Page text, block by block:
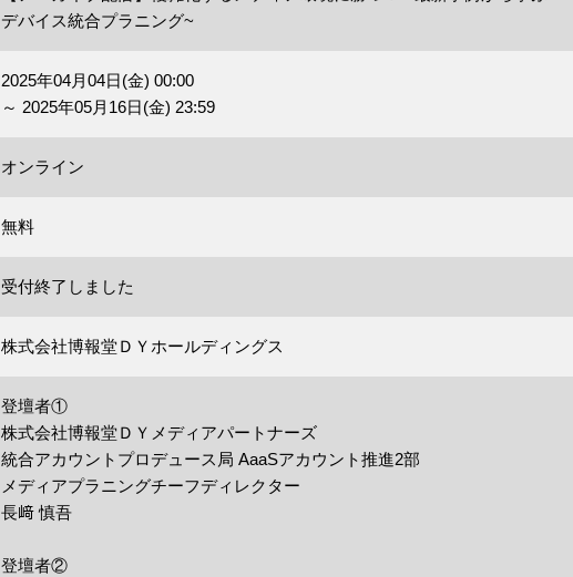
デバイス統合プラニング~
2025年04月04日(金) 00:00
～ 2025年05月16日(金) 23:59
オンライン
無料
受付終了しました
株式会社博報堂ＤＹホールディングス
登壇者①
株式会社博報堂ＤＹメディアパートナーズ
統合アカウントプロデュース局 AaaSアカウント推進2部
メディアプラニングチーフディレクター
長﨑 慎吾
登壇者②